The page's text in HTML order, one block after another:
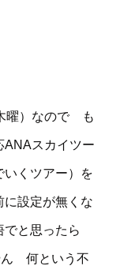
曜）なので も
ANAスカイツー
いくツアー）を
設定が無くな
でと思ったら
ん 何という不